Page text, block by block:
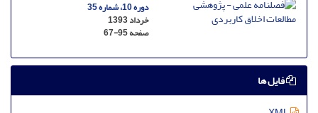
دوره 10، شماره 35
خرداد 1393
صفحه67-95
فایل ها